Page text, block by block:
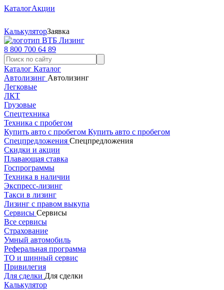
КаталогАкции
КалькуляторЗаявка
8 800 700 64 89
Каталог Каталог
Автолизинг Автолизинг
Легковые
ЛКТ
Грузовые
Спецтехника
Техника с пробегом
Купить авто с пробегом Купить авто с пробегом
Спецпредложения Спецпредложения
Скидки и акции
Плавающая ставка
Госпрограммы
Техника в наличии
Экспресс-лизинг
Такси в лизинг
Лизинг с правом выкупа
Сервисы Сервисы
Все сервисы
Страхование
Умный автомобиль
Реферальная программа
ТО и шинный сервис
Привилегия
Для сделки Для сделки
Калькулятор